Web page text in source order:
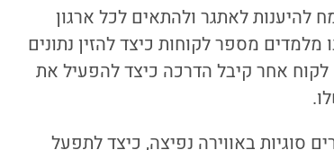
להיענות לאתגר ולהתאים לכל ארגון
מספר לקוחות כיצד להזין נתונים
אחר קיבל הדרכה כיצד להפעיל את
סוגיות באווירה נפיצה, כיצד לתפעל